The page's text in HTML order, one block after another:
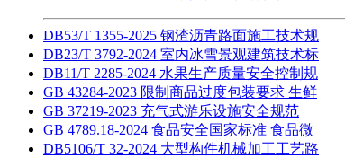
DB53/T 1355-2025 钢渣沥青路面施工技术规
DB23/T 3792-2024 室内冰雪景观建筑技术标
DB11/T 2285-2024 水果生产质量安全控制规
GB 43284-2023 限制商品过度包装要求 生鲜
GB 37219-2023 充气式游乐设施安全规范
GB 4789.18-2024 食品安全国家标准 食品微
DB5106/T 32-2024 大型构件机械加工工艺路